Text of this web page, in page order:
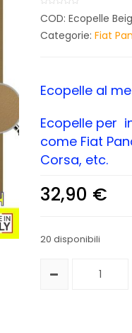
COD: Ecopelle
Categorie: Fiat
Ecopelle al
Ecopelle per
come Fiat
Corsa, etc.
32,90 €
20 disponibili